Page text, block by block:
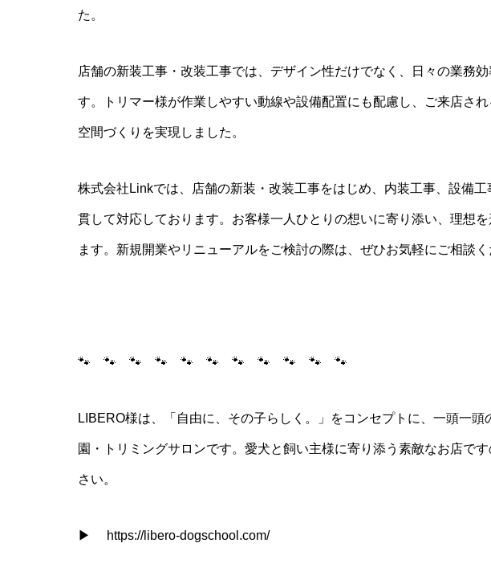
た。
店舗の新装工事・改装工事では、デザイン性だけでなく、日々の業務
す。トリマー様が作業しやすい動線や設備配置にも配慮し、ご来店さ
空間づくりを実現しました。
株式会社Linkでは、店舗の新装・改装工事をはじめ、内装工事、設備
貫して対応しております。お客様一人ひとりの想いに寄り添い、理想
ます。新規開業やリニューアルをご検討の際は、ぜひお気軽にご相談く
🐾 🐾 🐾 🐾 🐾 🐾 🐾 🐾 🐾 🐾 🐾
LIBERO様は、「自由に、その子らしく。」をコンセプトに、一頭一
園・トリミングサロンです。愛犬と飼い主様に寄り添う素敵なお店で
さい。
▶ https://libero-dogschool.com/